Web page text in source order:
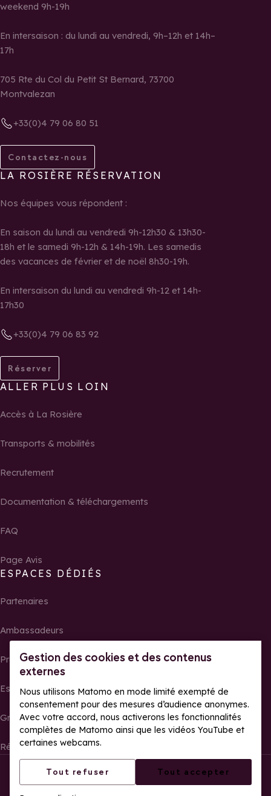
Gestion des cookies et des contenus
externes
Nous utilisons Matomo en mode limité exempté de
consentement pour des mesures d’audience anonymes.
Avec votre accord, nous activerons les fonctionnalités
complètes de Matomo ainsi que les vidéos YouTube et
certaines webcams.
Tout refuser Tout accepter
weekend 9h-19h
En intersaison : du lundi au vendredi, 9h–12h et 14h–
17h
705 Rte du Col du Petit St Bernard, 73700
Montvalezan
+33(0)4 79 06 80 51
Contactez-nous
LA ROSIÈRE RÉSERVATION
Nos équipes vous répondent :
En saison du lundi au vendredi 9h-12h30 & 13h30-
18h et le samedi 9h-12h & 14h-19h. Les samedis
des vacances de février et de noël 8h30-19h.
En intersaison du lundi au vendredi 9h-12 et 14h-
17h30
+33(0)4 79 06 83 92
Réserver
ALLER PLUS LOIN
Accès à La Rosière
Transports & mobilités
Recrutement
Documentation & téléchargements
FAQ
Page Avis
ESPACES DÉDIÉS
Partenaires
Ambassadeurs
Propriétaires
Espace presse
Groupes, séminaires et tour operator
Résultats et photos de courses
Tous droits réservés La Rosière
Mentions légales